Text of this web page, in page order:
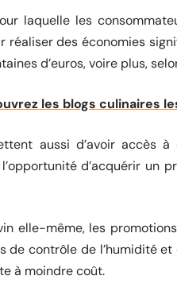
laquelle les
réaliser des économies
d’euros, voire plus,
les blogs culinaires
aussi d’avoir
d’acquérir un
elle-même, les
de contrôle de l’humidité
à moindre coût.